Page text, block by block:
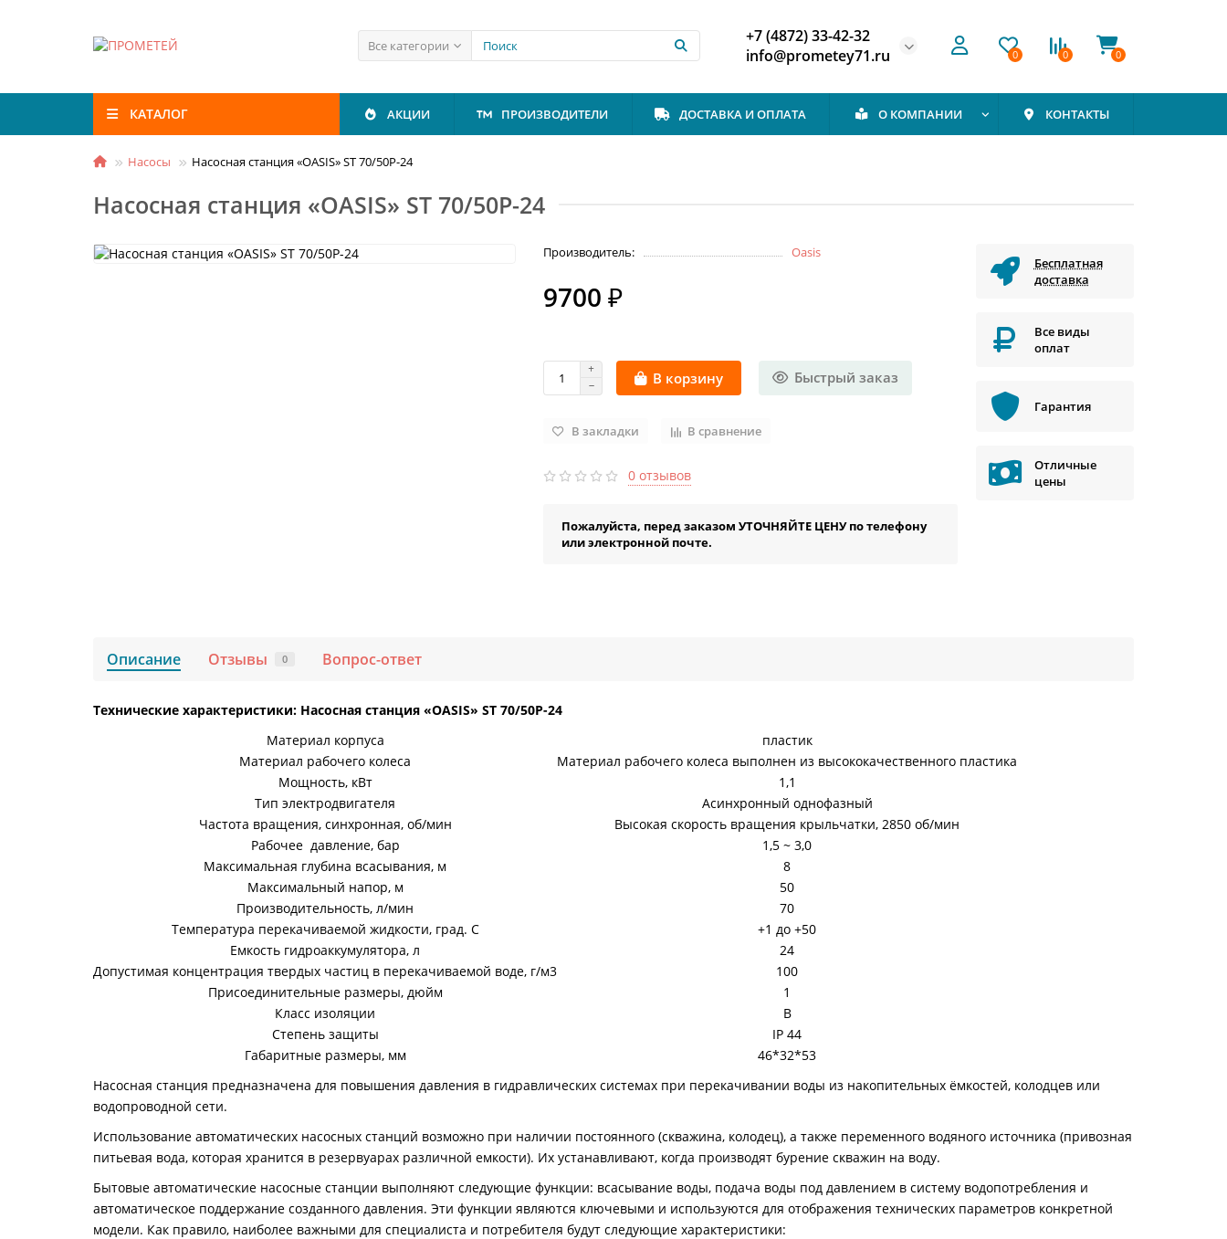
Все категории
+7 (4872) 33-42-32
info@prometey71.ru
0 0 0
КАТАЛОГ АКЦИИ ПРОИЗВОДИТЕЛИ ДОСТАВКА И ОПЛАТА О КОМПАНИИ КОНТАКТЫ
Насосы Насосная станция «OASIS» ST 70/50Р-24
Насосная станция «OASIS» ST 70/50Р-24
Производитель: Oasis
9700 ₽
В корзину Быстрый заказ
В закладки В сравнение
0 отзывов
Пожалуйста, перед заказом УТОЧНЯЙТЕ ЦЕНУ по телефону
или электронной почте.
Бесплатная
доставка
Все виды
оплат
Гарантия
Отличные
цены
Описание Отзывы 0 Вопрос-ответ
Технические характеристики: Насосная станция «OASIS» ST 70/50Р-24
Материал корпуса
пластик
Материал рабочего колеса
Материал рабочего колеса выполнен из высококачественного пластика
Мощность, кВт
1,1
Тип электродвигателя
Асинхронный однофазный
Частота вращения, синхронная, об/мин
Высокая скорость вращения крыльчатки, 2850 об/мин
Рабочее давление, бар
1,5 ~ 3,0
Максимальная глубина всасывания, м
8
Максимальный напор, м
50
Производительность, л/мин
70
Температура перекачиваемой жидкости, град. С
+1 до +50
Емкость гидроаккумулятора, л
24
Допустимая концентрация твердых частиц в перекачиваемой воде, г/м3
100
Присоединительные размеры, дюйм
1
Класс изоляции
В
Степень защиты
IP 44
Габаритные размеры, мм
46*32*53
Насосная станция предназначена для повышения давления в гидравлических системах при перекачивании воды из накопительных ёмкостей, колодцев или
водопроводной сети.
Использование автоматических насосных станций возможно при наличии постоянного (скважина, колодец), а также переменного водяного источника (привозная
питьевая вода, которая хранится в резервуарах различной емкости). Их устанавливают, когда производят бурение скважин на воду.
Бытовые автоматические насосные станции выполняют следующие функции: всасывание воды, подача воды под давлением в систему водопотребления и
автоматическое поддержание созданного давления. Эти функции являются ключевыми и используются для отображения технических параметров конкретной
модели. Как правило, наиболее важными для специалиста и потребителя будут следующие характеристики: